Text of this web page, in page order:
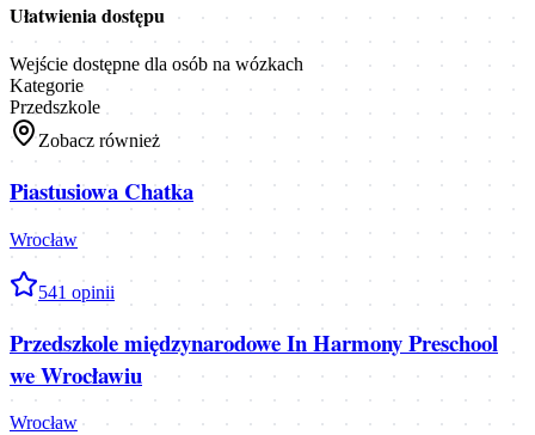
Ułatwienia dostępu
Wejście dostępne dla osób na wózkach
Kategorie
Przedszkole
Zobacz również
Piastusiowa Chatka
Wrocław
541 opinii
Przedszkole międzynarodowe In Harmony Preschool
we Wrocławiu
Wrocław